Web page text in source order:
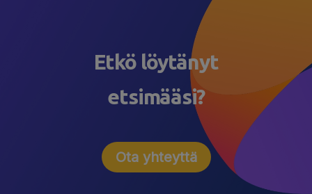
Etkö löytänyt
etsimääsi?
Ota yhteyttä